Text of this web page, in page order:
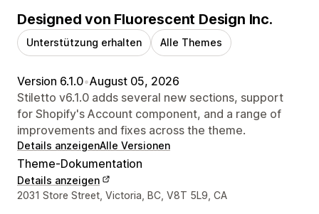
Designed von Fluorescent Design Inc.
Unterstützung erhalten Alle Themes
Version 6.1.0•August 05, 2026
Stiletto v6.1.0 adds several new sections, support
for Shopify's Account component, and a range of
improvements and fixes across the theme.
Details anzeigenAlle Versionen
Theme-Dokumentation
Details anzeigen
Designer-Kontaktdaten
2031 Store Street, Victoria, BC, V8T 5L9, CA